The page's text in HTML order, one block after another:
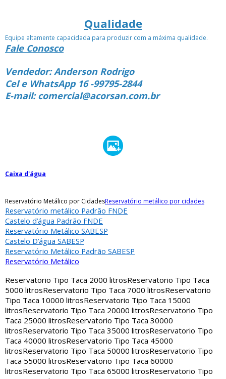
Qualidade
Equipe altamente capacidada para produzir com a máxima qualidade.
Fale Conosco
Vendedor: Anderson Rodrigo
Cel e WhatsApp 16 -99795-2844
E-mail: comercial@acorsan.com.br
Caixa d'água
Reservatório Metálico por CidadesReservatório metálico por cidades
Reservatório metálico Padrão FNDE
Castelo d’água Padrão FNDE
Reservatório Metálico SABESP
Castelo D’água SABESP
Reservatório Metálico Padrão SABESP
Reservatório Metálico
Reservatorio Tipo Taca 2000 litrosReservatorio Tipo Taca
5000 litrosReservatorio Tipo Taca 7000 litrosReservatorio
Tipo Taca 10000 litrosReservatorio Tipo Taca 15000
litrosReservatorio Tipo Taca 20000 litrosReservatorio Tipo
Taca 25000 litrosReservatorio Tipo Taca 30000
litrosReservatorio Tipo Taca 35000 litrosReservatorio Tipo
Taca 40000 litrosReservatorio Tipo Taca 45000
litrosReservatorio Tipo Taca 50000 litrosReservatorio Tipo
Taca 55000 litrosReservatorio Tipo Taca 60000
litrosReservatorio Tipo Taca 65000 litrosReservatorio Tipo